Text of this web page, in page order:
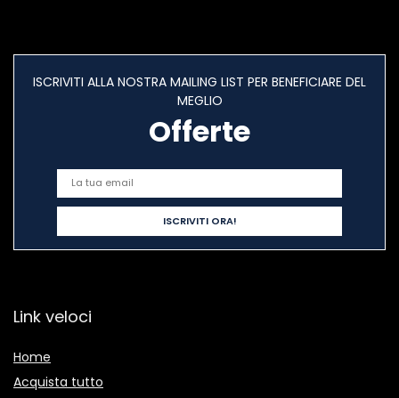
ISCRIVITI ALLA NOSTRA MAILING LIST PER BENEFICIARE DEL
MEGLIO
Offerte
Link veloci
Home
Acquista tutto